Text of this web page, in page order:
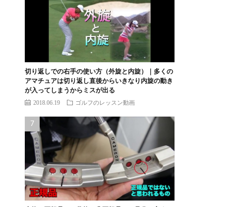
切り返しでの右手の使い方（外旋と内旋）｜多くの
アマチュアは切り返し直後からいきなり内旋の動き
が入ってしまうからミスが出る
2018.06.19 ゴルフのレッスン動画